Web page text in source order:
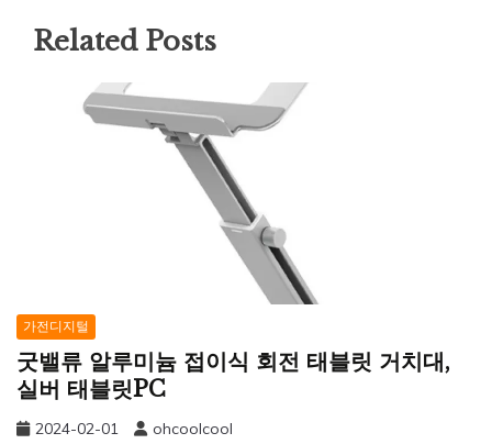
Related Posts
가전디지털
굿밸류 알루미늄 접이식 회전 태블릿 거치대,
실버 태블릿PC
2024-02-01 ohcoolcool